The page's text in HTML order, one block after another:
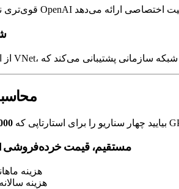
بیایید چهار سناریو را برای استارتاپی که 10,000
سناریو 1: OpenAI مستقیم، قیمت خرده‌فروشی
هزینه
هزینه